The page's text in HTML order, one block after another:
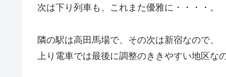
次は下り列車も、これまた優雅に・・・・。
隣の駅は高田馬場で、その次は新宿なので、
上り電車では最後に調整のききやすい地区な